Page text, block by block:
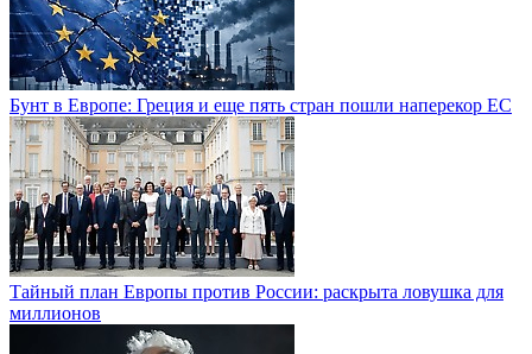
Бунт в Европе: Греция и еще пять стран пошли наперекор ЕС
Тайный план Европы против России: раскрыта ловушка для
миллионов